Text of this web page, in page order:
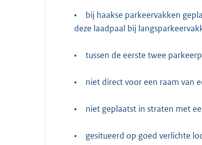
•
bij haakse parkeervakken
deze laadpaal bij
• tussen de eerste twee
• niet direct voor een raam van
• niet geplaatst in straten met
• gesitueerd op goed verlichte